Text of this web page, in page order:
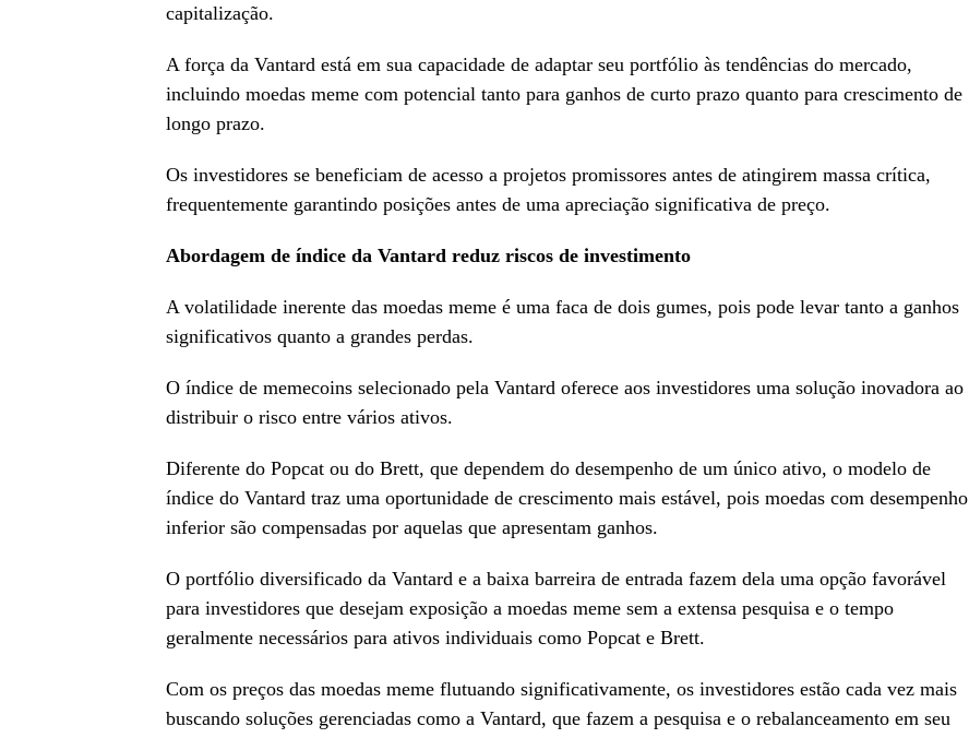
capitalização.
A força da Vantard está em sua capacidade de adaptar seu portfólio às tendências do mercado,
incluindo moedas meme com potencial tanto para ganhos de curto prazo quanto para crescimento de
longo prazo.
Os investidores se beneficiam de acesso a projetos promissores antes de atingirem massa crítica,
frequentemente garantindo posições antes de uma apreciação significativa de preço.
Abordagem de índice da Vantard reduz riscos de investimento
A volatilidade inerente das moedas meme é uma faca de dois gumes, pois pode levar tanto a ganhos
significativos quanto a grandes perdas.
O índice de memecoins selecionado pela Vantard oferece aos investidores uma solução inovadora ao
distribuir o risco entre vários ativos.
Diferente do Popcat ou do Brett, que dependem do desempenho de um único ativo, o modelo de
índice do Vantard traz uma oportunidade de crescimento mais estável, pois moedas com desempenho
inferior são compensadas por aquelas que apresentam ganhos.
O portfólio diversificado da Vantard e a baixa barreira de entrada fazem dela uma opção favorável
para investidores que desejam exposição a moedas meme sem a extensa pesquisa e o tempo
geralmente necessários para ativos individuais como Popcat e Brett.
Com os preços das moedas meme flutuando significativamente, os investidores estão cada vez mais
buscando soluções gerenciadas como a Vantard, que fazem a pesquisa e o rebalanceamento em seu